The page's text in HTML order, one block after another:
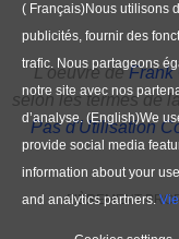
L'oeuvredeFrank
selon les termes de
Pas d'Utilisation
FIÈREMENT
( Français)Nous utilisons
publicités, fournir des
trafic. Nous partageons
notre site avec nos
d’analyse. (English)We
provide social media
information about your
and analytics partners.